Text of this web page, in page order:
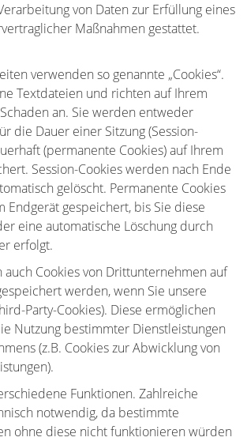
von Daten zur Erfüllung eines
Maßnahmen gestattet.
verwenden so genannte „Cookies“.
Textdateien und richten auf Ihrem
an. Sie werden entweder
die Dauer einer Sitzung (Session-
(permanente Cookies) auf Ihrem
Session-Cookies werden nach Ende
gelöscht. Permanente Cookies
Endgerät gespeichert, bis Sie diese
eine automatische Löschung durch
erfolgt.
auch Cookies von Drittunternehmen auf
werden, wenn Sie unsere
Party-Cookies). Diese ermöglichen
Nutzung bestimmter Dienstleistungen
(z.B. Cookies zur Abwicklung von
Funktionen. Zahlreiche
notwendig, da bestimmte
ohne diese nicht funktionieren würden